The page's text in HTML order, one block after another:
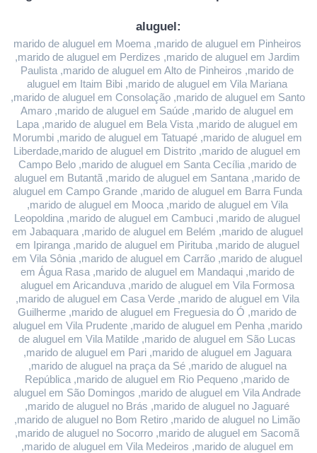
aluguel:
marido de aluguel em Moema ,marido de aluguel em Pinheiros
,marido de aluguel em Perdizes ,marido de aluguel em Jardim
Paulista ,marido de aluguel em Alto de Pinheiros ,marido de
aluguel em Itaim Bibi ,marido de aluguel em Vila Mariana
,marido de aluguel em Consolação ,marido de aluguel em Santo
Amaro ,marido de aluguel em Saúde ,marido de aluguel em
Lapa ,marido de aluguel em Bela Vista ,marido de aluguel em
Morumbi ,marido de aluguel em Tatuapé ,marido de aluguel em
Liberdade,marido de aluguel em Distrito ,marido de aluguel em
Campo Belo ,marido de aluguel em Santa Cecília ,marido de
aluguel em Butantã ,marido de aluguel em Santana ,marido de
aluguel em Campo Grande ,marido de aluguel em Barra Funda
,marido de aluguel em Mooca ,marido de aluguel em Vila
Leopoldina ,marido de aluguel em Cambuci ,marido de aluguel
em Jabaquara ,marido de aluguel em Belém ,marido de aluguel
em Ipiranga ,marido de aluguel em Pirituba ,marido de aluguel
em Vila Sônia ,marido de aluguel em Carrão ,marido de aluguel
em Água Rasa ,marido de aluguel em Mandaqui ,marido de
aluguel em Aricanduva ,marido de aluguel em Vila Formosa
,marido de aluguel em Casa Verde ,marido de aluguel em Vila
Guilherme ,marido de aluguel em Freguesia do Ó ,marido de
aluguel em Vila Prudente ,marido de aluguel em Penha ,marido
de aluguel em Vila Matilde ,marido de aluguel em São Lucas
,marido de aluguel em Pari ,marido de aluguel em Jaguara
,marido de aluguel na praça da Sé ,marido de aluguel na
República ,marido de aluguel em Rio Pequeno ,marido de
aluguel em São Domingos ,marido de aluguel em Vila Andrade
,marido de aluguel no Brás ,marido de aluguel no Jaguaré
,marido de aluguel no Bom Retiro ,marido de aluguel no Limão
,marido de aluguel no Socorro ,marido de aluguel em Sacomã
,marido de aluguel em Vila Medeiros ,marido de aluguel em